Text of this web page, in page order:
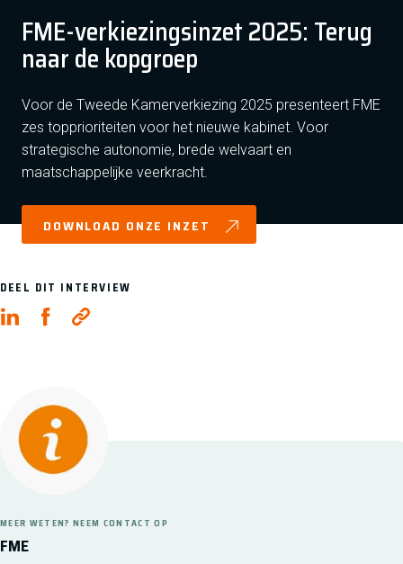
FME-verkiezingsinzet 2025: Terug
naar de kopgroep
Voor de Tweede Kamerverkiezing 2025 presenteert FME
zes topprioriteiten voor het nieuwe kabinet. Voor
strategische autonomie, brede welvaart en
maatschappelijke veerkracht.
DOWNLOAD ONZE INZET
DEEL DIT INTERVIEW
FME
MEER WETEN? NEEM CONTACT OP